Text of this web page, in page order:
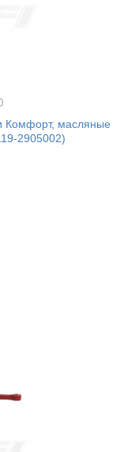
Комфорт, масляные
2905002)